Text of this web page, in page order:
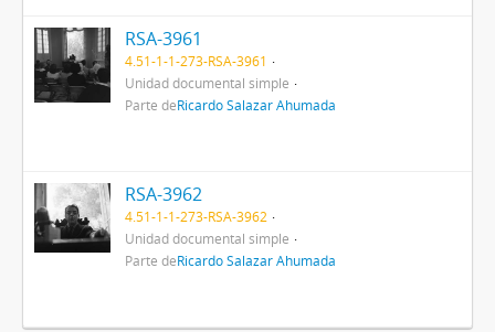
RSA-3961
4.51-1-1-273-RSA-3961
Unidad documental simple
Parte deRicardo Salazar Ahumada
RSA-3962
4.51-1-1-273-RSA-3962
Unidad documental simple
Parte deRicardo Salazar Ahumada